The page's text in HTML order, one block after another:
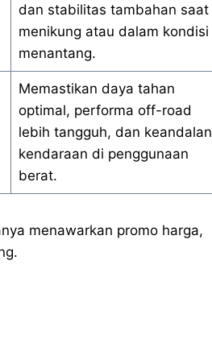
dan stabilitas tambahan saat
menikung atau dalam kondisi
menantang.
Memastikan daya tahan
optimal, performa off-road
lebih tangguh, dan keandalan
kendaraan di penggunaan
berat.
menawarkan promo harga,